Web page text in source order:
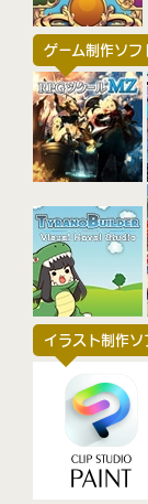
ゲーム制作ソフ
イラスト制作ソ